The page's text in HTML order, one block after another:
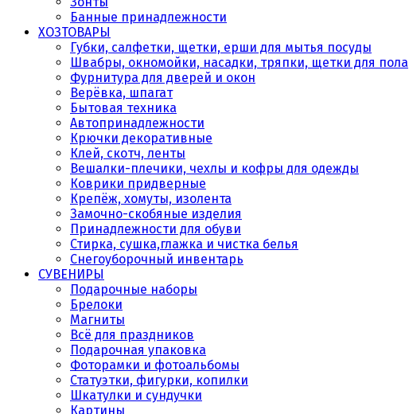
Банные принадлежности
ХОЗТОВАРЫ
Губки, салфетки, щетки, ерши для мытья посуды
Швабры, окномойки, насадки, тряпки, щетки для пола
Фурнитура для дверей и окон
Верёвка, шпагат
Бытовая техника
Автопринадлежности
Крючки декоративные
Клей, скотч, ленты
Вешалки-плечики, чехлы и кофры для одежды
Коврики придверные
Крепёж, хомуты, изолента
Замочно-скобяные изделия
Принадлежности для обуви
Стирка, сушка,глажка и чистка белья
Снегоуборочный инвентарь
СУВЕНИРЫ
Подарочные наборы
Брелоки
Магниты
Всё для праздников
Подарочная упаковка
Фоторамки и фотоальбомы
Статуэтки, фигурки, копилки
Шкатулки и сундучки
Картины